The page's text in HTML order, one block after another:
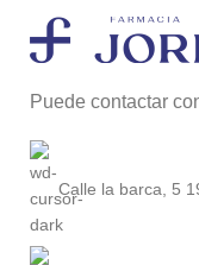
Puede contactar
Calle la barca, 5